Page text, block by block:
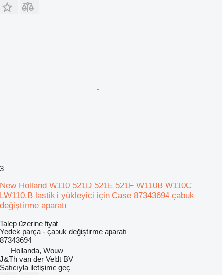
3
New Holland W110 521D 521E 521F W110B W110C
LW110.B lastikli yükleyici için Case 87343694 çabuk
değiştirme aparatı
Talep üzerine fiyat
Yedek parça - çabuk değiştirme aparatı
87343694
Hollanda, Wouw
J&Th van der Veldt BV
Satıcıyla iletişime geç